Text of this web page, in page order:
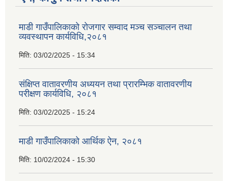
माडी गाउँपालिकाको रोजगार सम्वाद मञ्च सञ्चालन तथा
व्यवस्थापन कार्यविधि,२०८१
मिति: 03/02/2025 - 15:34
संक्षिप्त वातावरणीय अध्ययन तथा प्रारम्भिक वातावरणीय
परीक्षण कार्यविधि, २०८१
मिति: 03/02/2025 - 15:24
माडी गाउँपालिकाको आर्थिक ऐन, २०८१
मिति: 10/02/2024 - 15:30